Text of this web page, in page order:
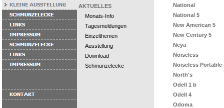
AKTUELLES
Monats-Info
Tagesmeldungen
Einzelthemen
Ausstellung
Download
Schmunzelecke
National
National 5
New American 5
New Century 5
Neya
Noiseless
Noiseless Portable
North's
Odell 1 b
Odell 4
Odoma